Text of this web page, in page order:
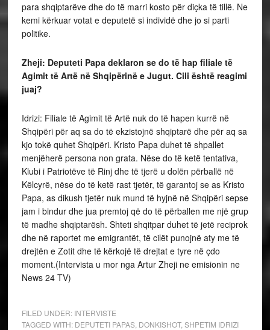
para shqiptarëve dhe do të marri kosto për diçka të tillë. Ne
kemi kërkuar votat e deputetë si individë dhe jo si parti
politike.
Zheji: Deputeti Papa deklaron se do të hap filiale të
Agimit të Artë në Shqipërinë e Jugut. Cili është reagimi
juaj?
Idrizi: Filiale të Agimit të Artë nuk do të hapen kurrë në
Shqipëri për aq sa do të ekzistojnë shqiptarë dhe për aq sa
kjo tokë quhet Shqipëri. Kristo Papa duhet të shpallet
menjëherë persona non grata. Nëse do të ketë tentativa,
Klubi i Patriotëve të Rinj dhe të tjerë u dolën përballë në
Këlcyrë, nëse do të ketë rast tjetër, të garantoj se as Kristo
Papa, as dikush tjetër nuk mund të hyjnë në Shqipëri sepse
jam i bindur dhe jua premtoj që do të përballen me një grup
të madhe shqiptarësh. Shteti shqitpar duhet të jetë reciprok
dhe në raportet me emigrantët, të cilët punojnë aty me të
drejtën e Zotit dhe të kërkojë të drejtat e tyre në çdo
moment.(Intervista u mor nga Artur Zheji ne emisionin ne
News 24 TV)
FILED UNDER: INTERVISTE
TAGGED WITH: DEPUTETI PAPAS, DONKISHOT, SHPETIM IDRIZI